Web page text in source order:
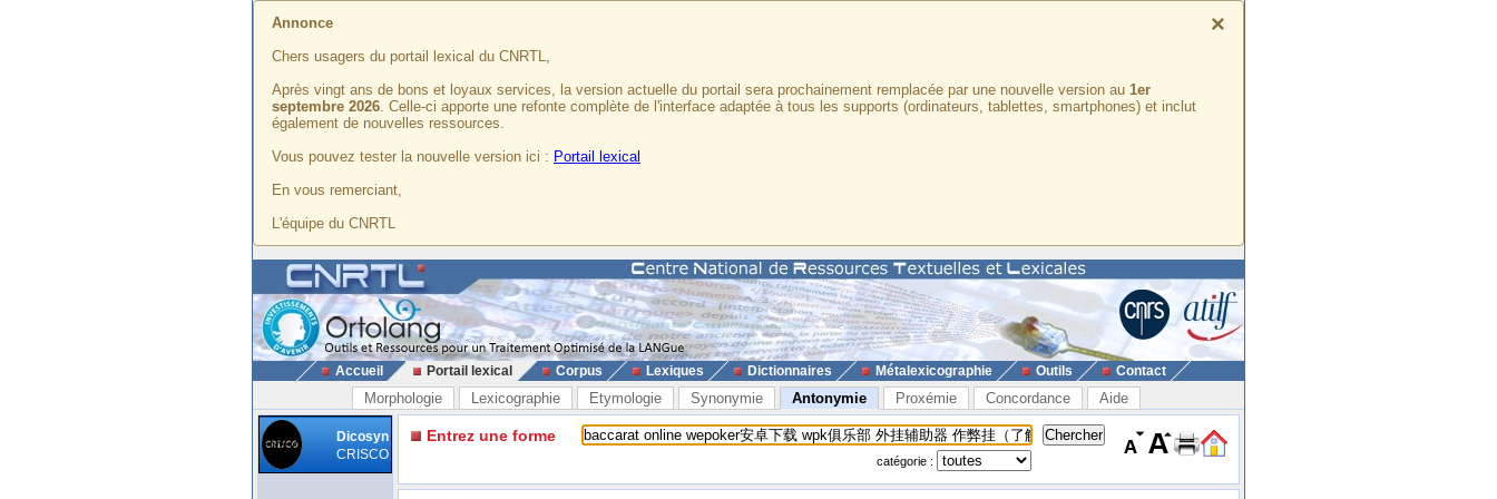
×
Annonce
Chers usagers du portail lexical du CNRTL,
Après vingt ans de bons et loyaux services, la version actuelle du portail sera prochainement remplacée par une nouvelle version au 1er
septembre 2026. Celle-ci apporte une refonte complète de l'interface adaptée à tous les supports (ordinateurs, tablettes, smartphones) et inclut
également de nouvelles ressources.
Vous pouvez tester la nouvelle version ici : Portail lexical
En vous remerciant,
L'équipe du CNRTL
Accueil Portail lexical Corpus Lexiques Dictionnaires Métalexicographie Outils Contact
Morphologie Lexicographie Etymologie Synonymie Antonymie Proxémie Concordance Aide
Dicosyn
CRISCO
Entrez une forme
catégorie :